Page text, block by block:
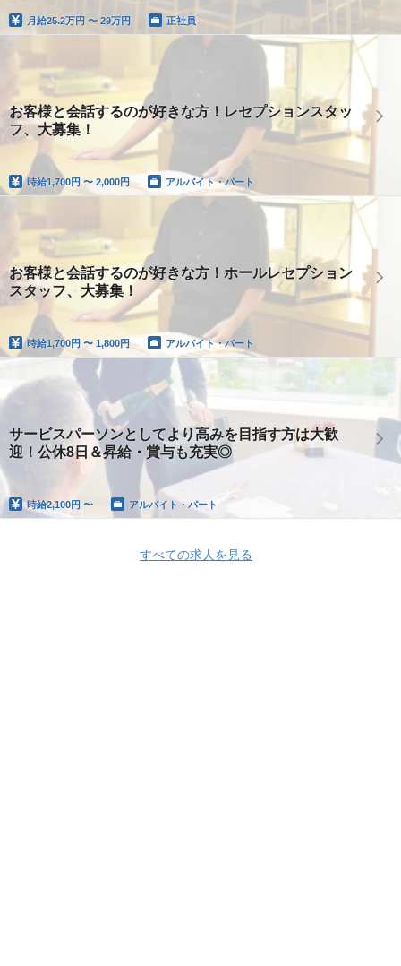
月給25.2万円 〜 29万円 正社員
お客様と会話するのが好きな方！レセプションスタッ
フ、大募集！
時給1,700円 〜 2,000円 アルバイト・パート
お客様と会話するのが好きな方！ホールレセプション
スタッフ、大募集！
時給1,700円 〜 1,800円 アルバイト・パート
サービスパーソンとしてより高みを目指す方は大歓
迎！公休8日＆昇給・賞与も充実◎
時給2,100円 〜 アルバイト・パート
すべての求人を見る